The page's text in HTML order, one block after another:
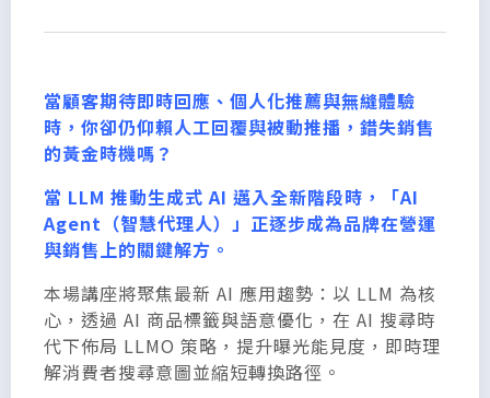
當顧客期待即時回應、個人化推薦與無縫體驗
時，你卻仍仰賴人工回覆與被動推播，錯失銷售
的黃金時機嗎？
當 LLM 推動生成式 AI 邁入全新階段時，「AI
Agent（智慧代理人）」正逐步成為品牌在營運
與銷售上的關鍵解方。
本場講座將聚焦最新 AI 應用趨勢：以 LLM 為核
心，透過 AI 商品標籤與語意優化，在 AI 搜尋時
代下佈局 LLMO 策略，提升曝光能見度，即時理
解消費者搜尋意圖並縮短轉換路徑。